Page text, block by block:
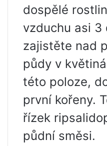
dospělé
vzduchu asi 3
zajistěte nad
půdy v
této poloze,
první kořeny.
řízek
půdní směsi.